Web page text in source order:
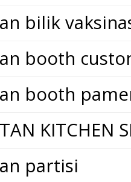
bilik
booth
booth
KITCHEN
partisi